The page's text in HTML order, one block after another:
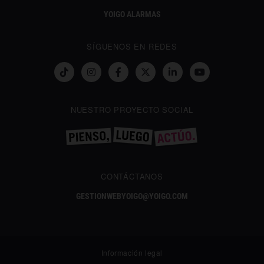
YOIGO ALARMAS
SÍGUENOS EN REDES
NUESTRO PROYECTO SOCIAL
CONTÁCTANOS
GESTIONWEBYOIGO@YOIGO.COM
Información legal